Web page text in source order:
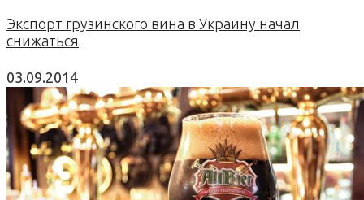
Экспорт грузинского вина в Украину начал
снижаться
03.09.2014